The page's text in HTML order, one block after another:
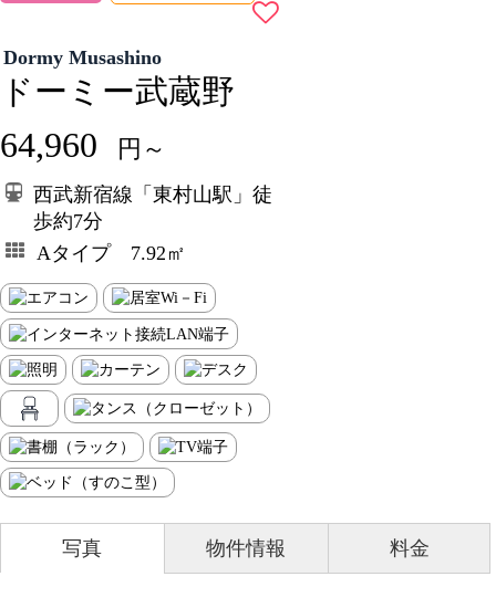
Dormy Musashino
ドーミー武蔵野
64,960 円～
西武新宿線「東村山駅」徒
歩約7分
Aタイプ 7.92㎡
写真 物件情報 料金